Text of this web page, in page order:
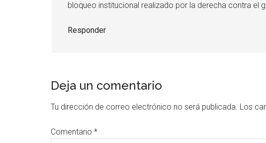
bloqueo institucional realizado por la derecha contra el
Responder
Deja un comentario
Tu dirección de correo electrónico no será publicada. Los
Comentario *